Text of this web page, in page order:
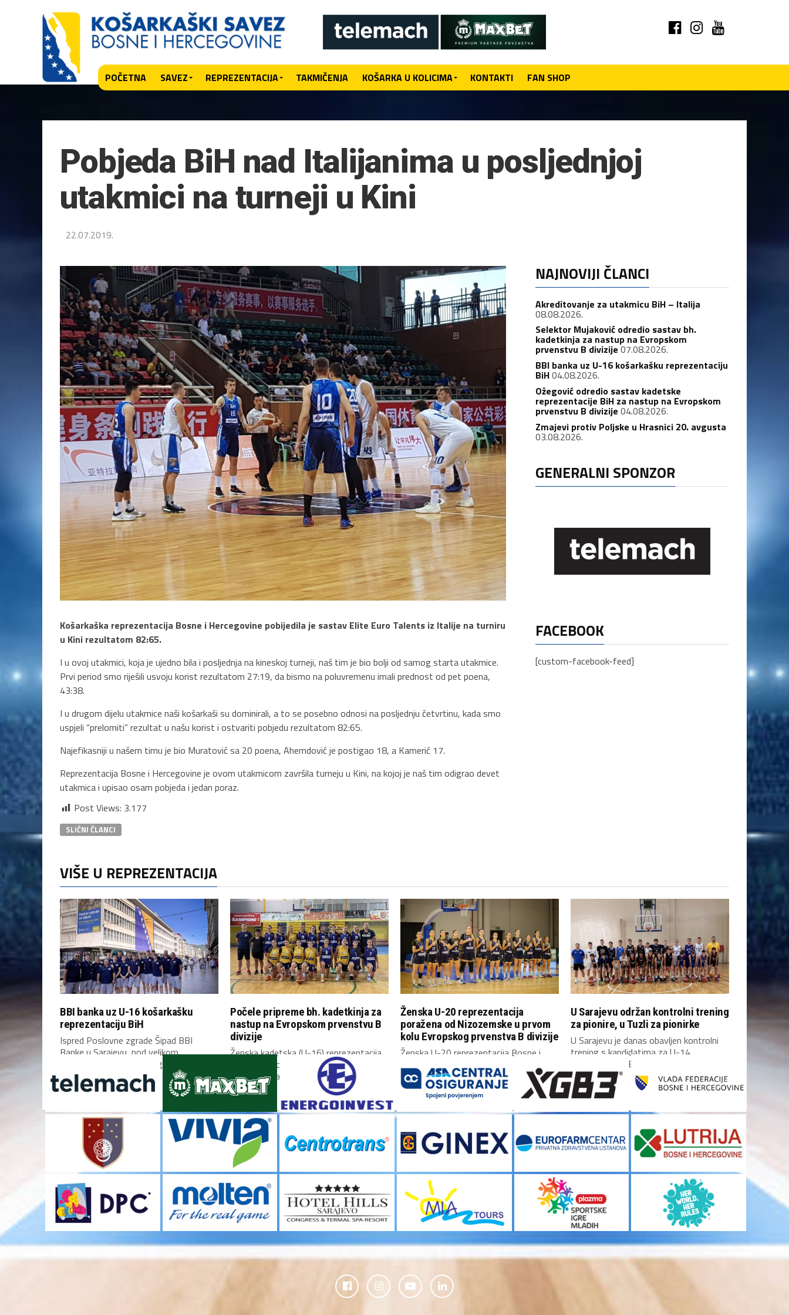
POČETNA SAVEZ REPREZENTACIJA TAKMIČENJA KOŠARKA U KOLICIMA KONTAKTI FAN SHOP
Pobjeda BiH nad Italijanima u posljednjoj
utakmici na turneji u Kini
22.07.2019.
Košarkaška reprezentacija Bosne i Hercegovine pobijedila je sastav Elite Euro Talents iz Italije na turniru
u Kini rezultatom 82:65.
I u ovoj utakmici, koja je ujedno bila i posljednja na kineskoj turneji, naš tim je bio bolji od samog starta utakmice.
Prvi period smo riješili usvoju korist rezultatom 27:19, da bismo na poluvremenu imali prednost od pet poena,
43:38.
I u drugom dijelu utakmice naši košarkaši su dominirali, a to se posebno odnosi na posljednju četvrtinu, kada smo
uspjeli “prelomiti” rezultat u našu korist i ostvariti pobjedu rezultatom 82:65.
Najefikasniji u našem timu je bio Muratović sa 20 poena, Ahemdović je postigao 18, a Kamerić 17.
Reprezentacija Bosne i Hercegovine je ovom utakmicom završila turneju u Kini, na kojoj je naš tim odigrao devet
utakmica i upisao osam pobjeda i jedan poraz.
Post Views: 3.177
SLIČNI ČLANCI
NAJNOVIJI ČLANCI
Akreditovanje za utakmicu BiH – Italija
08.08.2026.
Selektor Mujaković odredio sastav bh.
kadetkinja za nastup na Evropskom
prvenstvu B divizije 07.08.2026.
BBI banka uz U-16 košarkašku reprezentaciju
BiH04.08.2026.
Ožegović odredio sastav kadetske
reprezentacije BiH za nastup na Evropskom
prvenstvu B divizije 04.08.2026.
Zmajevi protiv Poljske u Hrasnici 20. avgusta
03.08.2026.
GENERALNI SPONZOR
FACEBOOK
[custom-facebook-feed]
VIŠE U REPREZENTACIJA
BBI banka uz U-16 košarkašku
reprezentaciju BiH
Ispred Poslovne zgrade Šipad BBI
Banke u Sarajevu, pod velikom
zastavom Bosne i Hercegovine,...
Počele pripreme bh. kadetkinja za
nastup na Evropskom prvenstvu B
divizije
Ženska kadetska (U-16) reprezentacija
Bosne i Hercegovine okupila se danas u
Mostaru i započela...
Ženska U-20 reprezentacija
poražena od Nizozemske u prvom
kolu Evropskog prvenstva B divizije
Ženska U-20 reprezentacija Bosne i
Hercegovine upisala je poraz u prvom
kolu Evropskog prvenstva...
U Sarajevu održan kontrolni trening
za pionire, u Tuzli za pionirke
U Sarajevu je danas obavljen kontrolni
trening s kandidatima za U-14
reprezentaciju Bosne i...